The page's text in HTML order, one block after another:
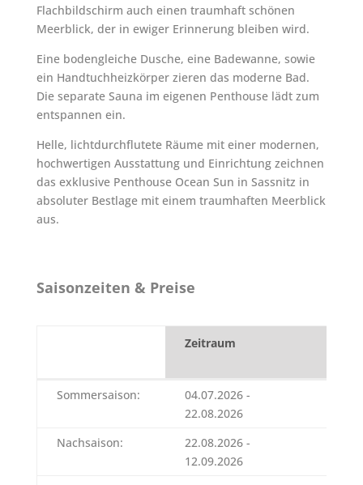
Flachbildschirm auch einen traumhaft schönen
Meerblick, der in ewiger Erinnerung bleiben wird.
Eine bodengleiche Dusche, eine Badewanne, sowie
ein Handtuchheizkörper zieren das moderne Bad.
Die separate Sauna im eigenen Penthouse lädt zum
entspannen ein.
Helle, lichtdurchflutete Räume mit einer modernen,
hochwertigen Ausstattung und Einrichtung zeichnen
das exklusive Penthouse Ocean Sun in Sassnitz in
absoluter Bestlage mit einem traumhaften Meerblick
aus.
Saisonzeiten & Preise
Zeitraum
Zeitraum
Sommersaison:
04.07.2026 -
22.08.2026
Nachsaison:
22.08.2026 -
12.09.2026